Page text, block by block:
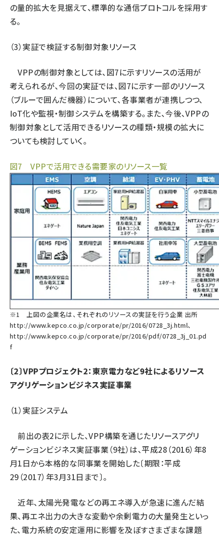
の量的拡大を見据えて、標準的な通信プロトコルを採用す
る。
（3）実証で検証する制御対象リソース
VPPの制御対象としては、図7に示すリソースの活用が
考えられるが、今回の実証では、図7に示す一部のリソース
（ブルーで囲んだ機器）について、各事業者が連携しつつ、
IoT化や監視・制御システムを構築する。また、今後、VPPの
制御対象として活用できるリソースの種類・規模の拡大に
ついても検討していく。
図7 VPPで活用できる需要家のリソース一覧
※1 上図の企業名は、それぞれのリソースの実証を行う企業 出所
http://www.kepco.co.jp/corporate/pr/2016/0728_3j.html、
http://www.kepco.co.jp/corporate/pr/2016/pdf/0728_3j_01.pd
f
〔2〕VPPプロジェクト2：東京電力など9社によるリソース
アグリゲーションビジネス実証事業
（1）実証システム
前出の表2に示した、VPP構築を通じたリソースアグリ
ゲーションビジネス実証事業（9社）は、平成28（2016）年8
月1日から本格的な同事業を開始した〔期限：平成
29（2017）年3月31日まで〕。
近年、太陽光発電などの再エネ導入が急速に進んだ結
果、再エネ出力の大きな変動や余剰電力の大量発生といっ
た、電力系統の安定運用に影響を及ぼすさまざまな課題